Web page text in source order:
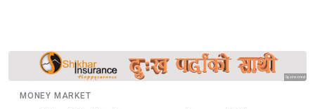
Sponsored
MONEY MARKET